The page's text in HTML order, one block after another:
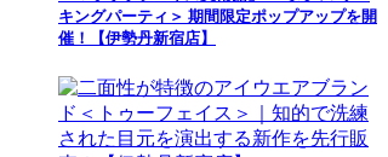
キングパーティ＞ 期間限定ポップアップを開
催！【伊勢丹新宿店】